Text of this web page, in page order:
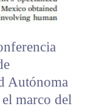
Autónoma
marco del